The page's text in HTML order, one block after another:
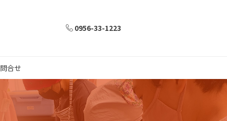
0956-33-1223
合せ